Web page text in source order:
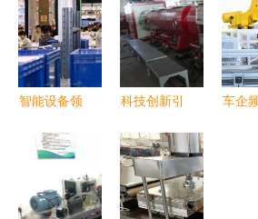
量树口碑
助力生产效
率革命
瑞机
纪
智能设备领
中科微至创
新产品持续
亮相机械设
科技创新引
尔塑料机械
新研发PE
管道设备全
车企